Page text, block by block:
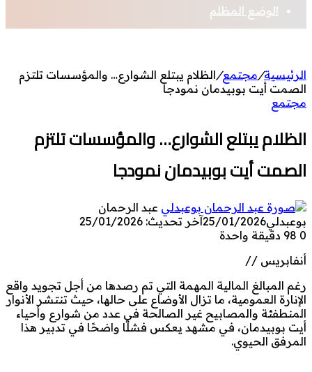
الوضع المظلم
الرئيسية/مجتمع/الظلام يبتلع الشوارع… والمؤسسات تلتزم
الصمت أيت بوبيدمان نمودجا
مجتمع
الظلام يبتلع الشوارع… والمؤسسات تلتزم
الصمت أيت بوبيدمان نمودجا
عبد الرحمان
بوعبدلي25/01/2026آخر تحديث: 25/01/2026
0
دقيقة واحدة
أنفابريس //
رغم المبالغ المالية المهمة التي تم رصدها من أجل تجويد واقع
الإنارة العمومية، ما تزال الأوضاع على حالها، حيث تنتشر الأنوار
المنطفئة والمصابيح غير الصالحة في عدد من شوارع وأحياء
أيت بوبيدمان، في مشهد يعكس فشلًا واضحًا في تدبير هذا
المرفق الحيوي.